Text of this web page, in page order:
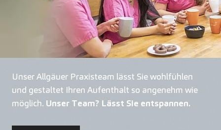
Unser Allgäuer Praxisteam lässt Sie wohlfühlen
und gestaltet Ihren Aufenthalt so angenehm wie
möglich. Unser Team? Lässt Sie entspannen.